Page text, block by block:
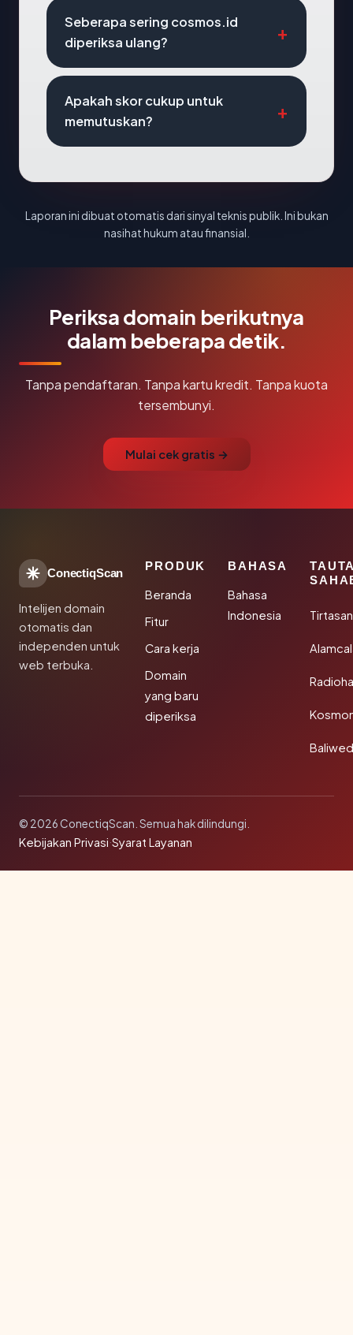
Seberapa sering cosmos.id
diperiksa ulang?
Apakah skor cukup untuk
memutuskan?
Laporan ini dibuat otomatis dari sinyal teknis publik. Ini bukan
nasihat hukum atau finansial.
Periksa domain berikutnya
dalam beberapa detik.
Tanpa pendaftaran. Tanpa kartu kredit. Tanpa kuota
tersembunyi.
Mulai cek gratis →
ConectiqScan
Intelijen domain
otomatis dan
independen untuk
web terbuka.
PRODUK
Beranda
Fitur
Cara kerja
Domain
yang baru
diperiksa
BAHASA
Bahasa
Indonesia
© 2026 ConectiqScan. Semua hak dilindungi.
Kebijakan Privasi·Syarat Layanan